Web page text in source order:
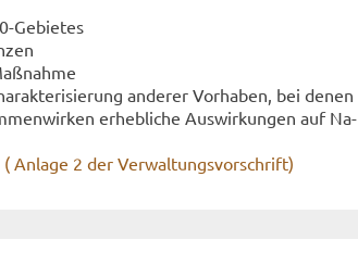
​Gebietes
an­de­rer Vor­ha­ben, bei denen
er­heb­li­che Aus­wir­kun­gen auf Na­
An­la­ge 2 der Ver­wal­tungs­vor­schrift)